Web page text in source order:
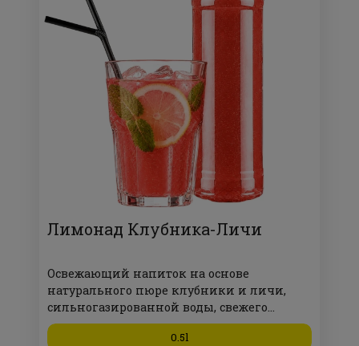
Лимонад Клубника-Личи
Освежающий напиток на основе
натурального пюре клубники и личи,
сильногазированной воды, свежего
лимона и мяты.
0.5l